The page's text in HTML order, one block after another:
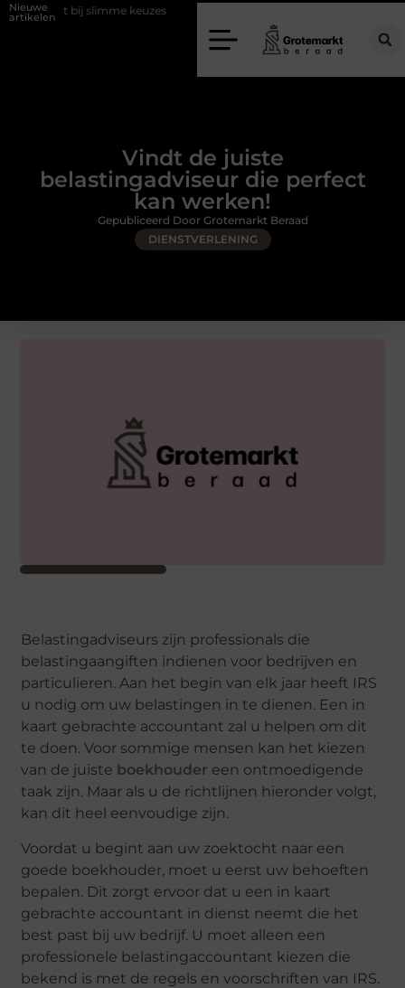
Nieuwe
artikelen
slimme keuzes Waarom kiezen voor een rijschool in Utrecht?
Vindt de juiste
belastingadviseur die perfect
kan werken!
DIENSTVERLENING
Gepubliceerd Door Grotemarkt Beraad
Belastingadviseurs zijn professionals die
belastingaangiften indienen voor bedrijven en
particulieren. Aan het begin van elk jaar heeft IRS
u nodig om uw belastingen in te dienen. Een in
kaart gebrachte accountant zal u helpen om dit
te doen. Voor sommige mensen kan het kiezen
van de juiste boekhouder een ontmoedigende
taak zijn. Maar als u de richtlijnen hieronder volgt,
kan dit heel eenvoudige zijn.
Voordat u begint aan uw zoektocht naar een
goede boekhouder, moet u eerst uw behoeften
bepalen. Dit zorgt ervoor dat u een in kaart
gebrachte accountant in dienst neemt die het
best past bij uw bedrijf. U moet alleen een
professionele belastingaccountant kiezen die
bekend is met de regels en voorschriften van IRS.